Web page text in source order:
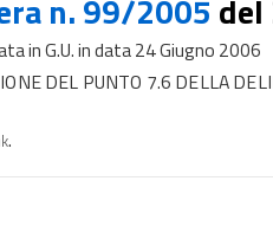
n. 99/2005
in G.U. in data 24 Giugno 2006
DEL PUNTO 7.6 DELLA
.